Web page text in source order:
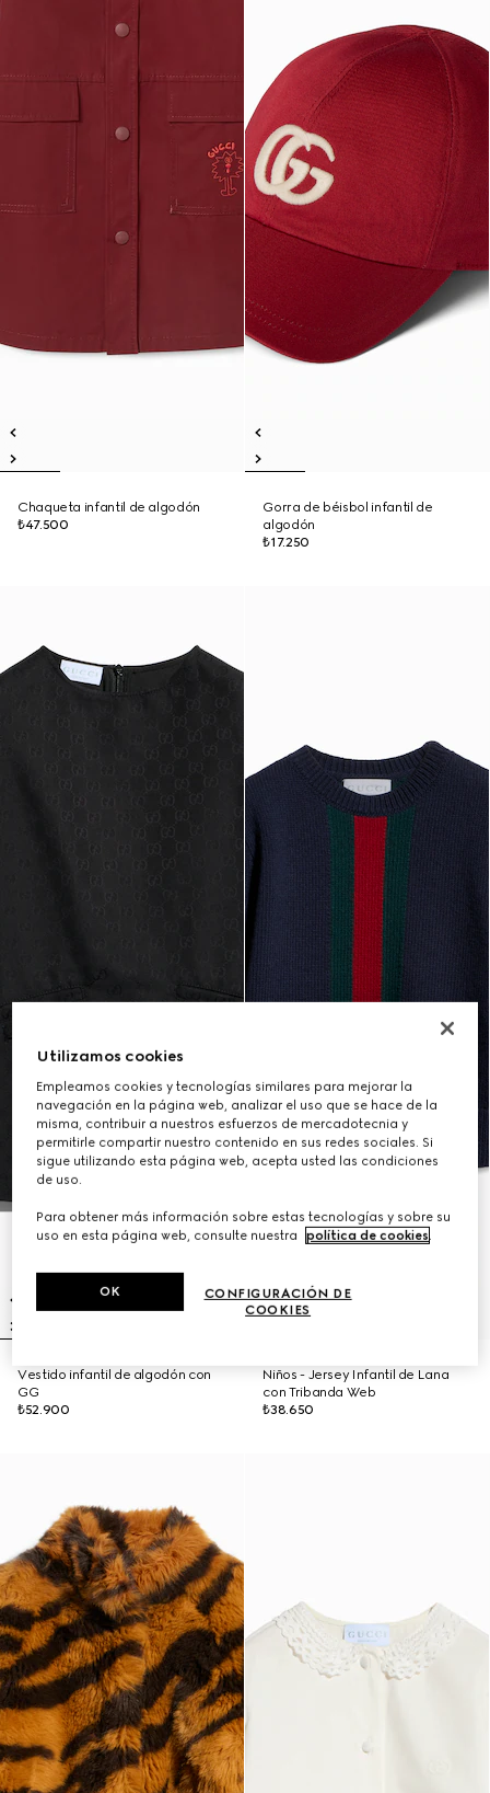
Chaqueta infantil de algodón
₺47.500
Gorra de béisbol infantil de
algodón
₺17.250
Vestido infantil de algodón con
GG
₺52.900
Niños - Jersey Infantil de Lana
con Tribanda Web
₺38.650
Utilizamos cookies
Empleamos cookies y tecnologías similares para mejorar la
navegación en la página web, analizar el uso que se hace de la
misma, contribuir a nuestros esfuerzos de mercadotecnia y
permitirle compartir nuestro contenido en sus redes sociales. Si
sigue utilizando esta página web, acepta usted las condiciones
de uso.
Para obtener más información sobre estas tecnologías y sobre su
uso en esta página web, consulte nuestra
política de cookies.
CONFIGURACIÓN DE
COOKIES
OK